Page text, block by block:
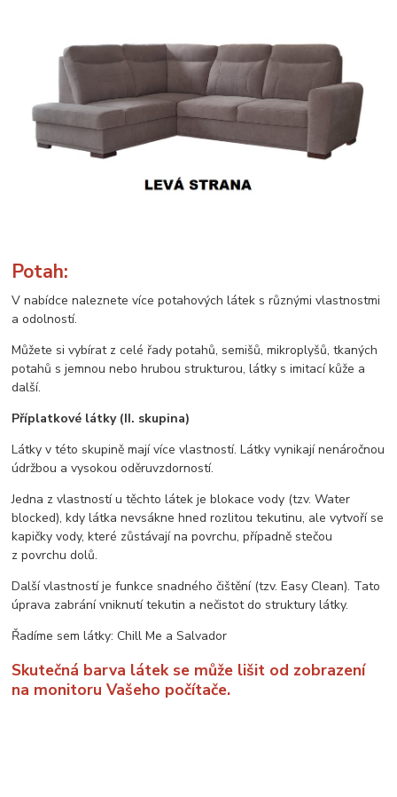
Potah:
V nabídce naleznete více potahových látek s různými vlastnostmi
a odolností.
Můžete si vybírat z celé řady potahů, semišů, mikroplyšů, tkaných
potahů s jemnou nebo hrubou strukturou, látky s imitací kůže a
další.
Příplatkové látky (II. skupina)
Látky v této skupině mají více vlastností. Látky vynikají nenáročnou
údržbou a vysokou oděruvzdorností.
Jedna z vlastností u těchto látek je blokace vody (tzv. Water
blocked), kdy látka nevsákne hned rozlitou tekutinu, ale vytvoří se
kapičky vody, které zůstávají na povrchu, případně stečou
z povrchu dolů.
Další vlastností je funkce snadného čištění (tzv. Easy Clean). Tato
úprava zabrání vniknutí tekutin a nečistot do struktury látky.
Řadíme sem látky: Chill Me a Salvador
Skutečná barva látek se může lišit od zobrazení
na monitoru Vašeho počítače.